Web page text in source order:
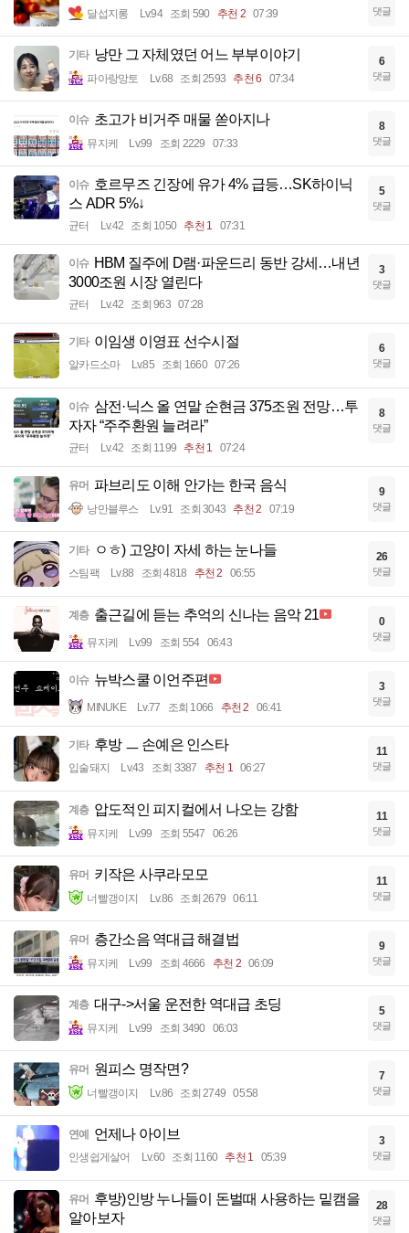
달섭지롱 Lv.94 조회 590 추천 2 07:39 댓글
기타 낭만 그 자체였던 어느 부부이야기
파아랑망토 Lv.68 조회 2593 추천 6 07:34
6
댓글
이슈 초고가 비거주 매물 쏟아지나
뮤지케 Lv.99 조회 2229 07:33
8
댓글
이슈 호르무즈 긴장에 유가 4% 급등…SK하이닉
스 ADR 5%↓
균터 Lv.42 조회 1050 추천 1 07:31
5
댓글
이슈 HBM 질주에 D램·파운드리 동반 강세…내년
3000조원 시장 열린다
균터 Lv.42 조회 963 07:28
3
댓글
기타 이임생 이영표 선수시절
알카드소마 Lv.85 조회 1660 07:26
6
댓글
이슈 삼전·닉스 올 연말 순현금 375조원 전망…투
자자 “주주환원 늘려라”
균터 Lv.42 조회 1199 추천 1 07:24
8
댓글
유머 파브리도 이해 안가는 한국 음식
낭만블루스 Lv.91 조회 3043 추천 2 07:19
9
댓글
기타 ㅇㅎ) 고양이 자세 하는 눈나들
스팀팩 Lv.88 조회 4818 추천 2 06:55
26
댓글
계층 출근길에 듣는 추억의 신나는 음악 21
뮤지케 Lv.99 조회 554 06:43
0
댓글
이슈 뉴박스쿨 이언주편
MINUKE Lv.77 조회 1066 추천 2 06:41
3
댓글
기타 후방 ㅡ 손예은 인스타
입술돼지 Lv.43 조회 3387 추천 1 06:27
11
댓글
계층 압도적인 피지컬에서 나오는 강함
뮤지케 Lv.99 조회 5547 06:26
11
댓글
유머 키작은 사쿠라모모
너빨갱이지 Lv.86 조회 2679 06:11
11
댓글
유머 층간소음 역대급 해결법
뮤지케 Lv.99 조회 4666 추천 2 06:09
9
댓글
계층 대구->서울 운전한 역대급 초딩
뮤지케 Lv.99 조회 3490 06:03
5
댓글
유머 원피스 명작면?
너빨갱이지 Lv.86 조회 2749 05:58
7
댓글
연예 언제나 아이브
인생쉽게살어 Lv.60 조회 1160 추천 1 05:39
3
댓글
유머 후방)인방 누나들이 돈벌때 사용하는 밑캠을
알아보자
28
댓글